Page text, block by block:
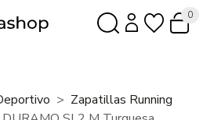
0
Zapatillas Running